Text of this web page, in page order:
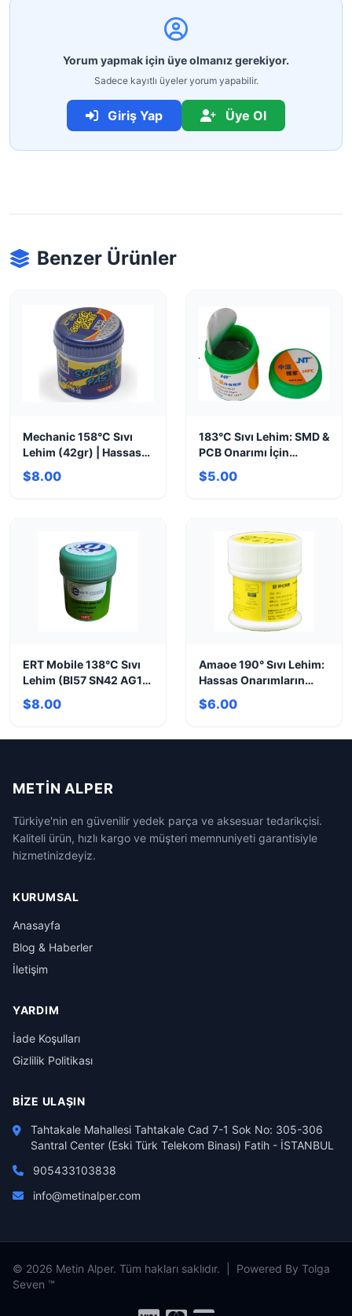
Yorum yapmak için üye olmanız gerekiyor.
Sadece kayıtlı üyeler yorum yapabilir.
Giriş Yap Üye Ol
Benzer Ürünler
Mechanic 158°C Sıvı
Lehim (42gr) | Hassas
Onarım Çözümü
$8.00
183°C Sıvı Lehim: SMD &
PCB Onarımı İçin
Hassas Çözüm
$5.00
ERT Mobile 138°C Sıvı
Lehim (BI57 SN42 AG1)
- Hassas Onarım
$8.00
Amaoe 190° Sıvı Lehim:
Hassas Onarımların
Anahtarı
$6.00
METIN ALPER
Türkiye'nin en güvenilir yedek parça ve aksesuar tedarikçisi.
Kaliteli ürün, hızlı kargo ve müşteri memnuniyeti garantisiyle
hizmetinizdeyiz.
KURUMSAL
Anasayfa
Blog & Haberler
İletişim
YARDIM
İade Koşulları
Gizlilik Politikası
BIZE ULAŞIN
Tahtakale Mahallesi Tahtakale Cad 7-1 Sok No: 305-306
Santral Center (Eski Türk Telekom Binası) Fatih - İSTANBUL
905433103838
info@metinalper.com
© 2026 Metin Alper. Tüm hakları saklıdır. | Powered By Tolga
Seven ™